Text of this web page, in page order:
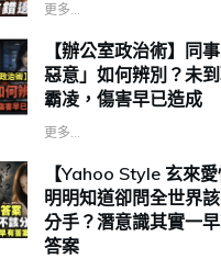
更多...
【辦公室政治術】同
惡意」如何辨別？未
霸凌，傷害早已造成
更多...
【Yahoo Style 玄來愛
明明知道卻問全世界
分手？潛意識其實一
答案